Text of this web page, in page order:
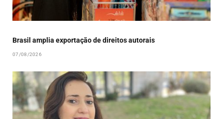
Brasil amplia exportação de direitos autorais
07/08/2026